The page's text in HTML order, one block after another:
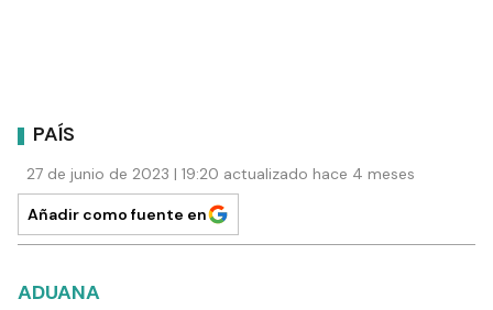
PAÍS
27 de junio de 2023 | 19:20 actualizado hace 4 meses
Añadir como fuente en
ADUANA